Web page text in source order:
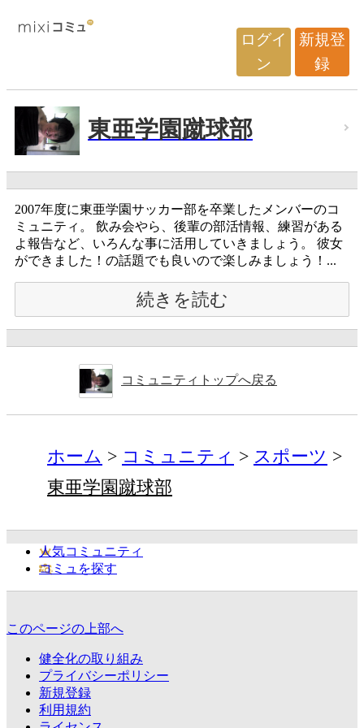
ログイ
ン
新規登
録
東亜学園蹴球部
2007年度に東亜学園サッカー部を卒業したメンバーのコ
ミュニティ。 飲み会やら、後輩の部活情報、練習がある
よ報告など、いろんな事に活用していきましょう。 彼女
ができました！の話題でも良いので楽しみましょう！...
続きを読む
コミュニティトップへ戻る
ホーム コミュニティ
スポーツ
東亜学園蹴球部
人気コミュニティ
コミュを探す
このページの上部へ
健全化の取り組み
プライバシーポリシー
新規登録
利用規約